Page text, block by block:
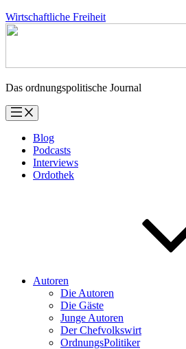
Zum
Inhalt
Wirtschaftliche Freiheit
Das ordnungspolitische Journal
Blog
Podcasts
Interviews
Ordothek
Autoren
Die Autoren
Die Gäste
Junge Autoren
Der Chefvolkswirt
OrdnungsPolitiker